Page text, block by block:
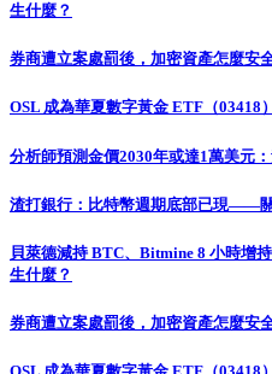
生什麼？
券商遭立案處罰後，加密資產怎麼安
OSL 成為華夏數字黃金 ETF（03418
分析師預測金價2030年或達1萬美元
渣打銀行：比特幣週期底部已現——
貝萊德減持 BTC、Bitmine 8 小時增
生什麼？
券商遭立案處罰後，加密資產怎麼安